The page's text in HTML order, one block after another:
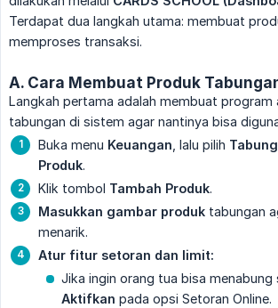
Terdapat dua langkah utama: membuat
memproses transaksi.
A. Cara Membuat Produk
Langkah pertama adalah membuat program
tabungan di sistem agar nantinya bisa
Buka menu Keuangan , lalu pilih
Produk.
Klik tombol Tambah Produk.
Masukkan gambar produk tabungan
menarik.
Atur fitur setoran dan limit:
Jika ingin orang tua bisa menabung
Aktifkan pada opsi Setoran Online.